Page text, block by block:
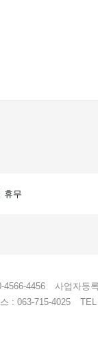
휴무
4566-4456 사업자등
: 063-715-4025